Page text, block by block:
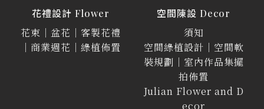
花禮設計 Flower
花束｜盆花｜客製花禮
｜商業週花｜綠植佈置
空間陳設 Decor
須知
空間綠植設計｜空間軟
裝規劃｜室內作品集擺
拍佈置
Julian Flower and D
ecor